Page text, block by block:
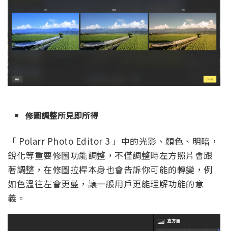
修圖調整所見即所得
「 Polarr Photo Editor 3 」中的光影、顏色、明暗，
銳化等重要修圖功能調整，不僅調整時左方照片會跟
著調整，在修圖拉桿本身也會告訴你可能的轉變，例
如色溫往左會更藍，讓一般用戶更能理解功能的意
義。